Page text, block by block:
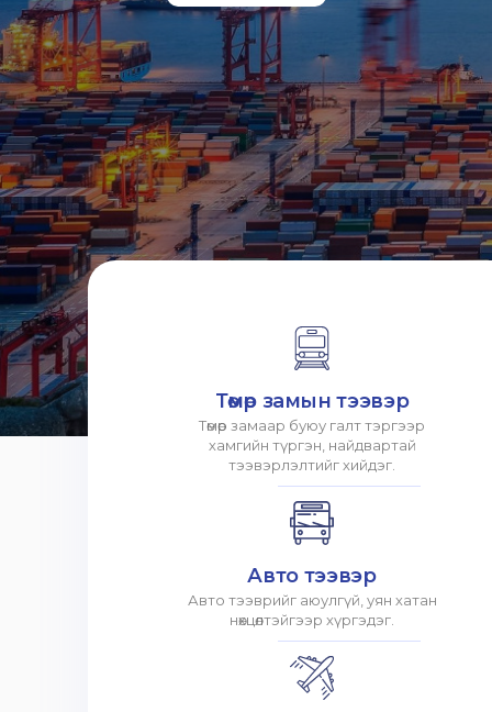
Төмөр замын тээвэр
Төмөр замаар буюу галт тэргээр
хамгийн түргэн, найдвартай
тээвэрлэлтийг хийдэг.
Авто тээвэр
Авто тээврийг аюулгүй, уян хатан
нөхцөлтэйгээр хүргэдэг.